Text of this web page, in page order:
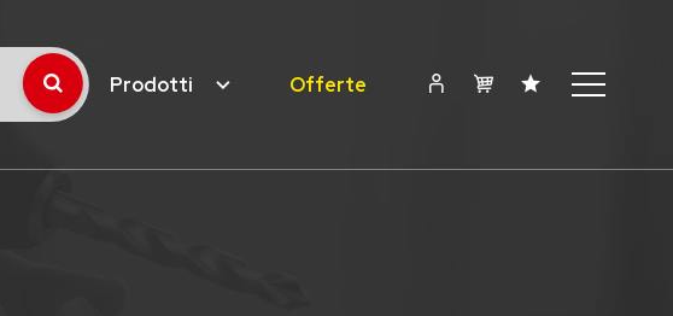
Prodotti Offerte